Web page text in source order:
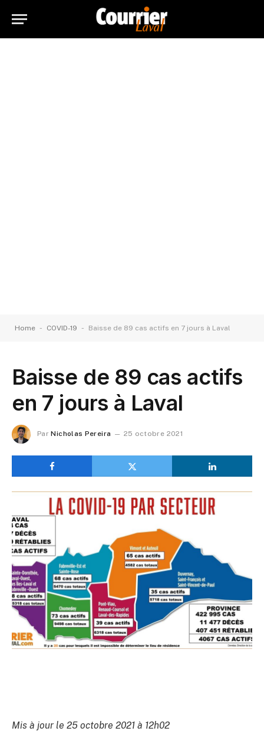
Home - COVID-19 - Baisse de 89 cas actifs en 7 jours à Laval
Baisse de 89 cas actifs
en 7 jours à Laval
Par Nicholas Pereira 25 octobre 2021
Mis à jour le 25 octobre 2021 à 12h02